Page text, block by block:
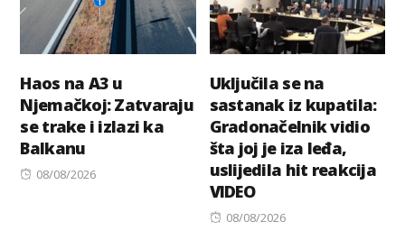
Haos na A3 u
Njemačkoj: Zatvaraju
se trake i izlazi ka
Balkanu
Posted
08/08/2026
Uključila se na
sastanak iz kupatila:
Gradonačelnik vidio
šta joj je iza leđa,
uslijedila hit reakcija
VIDEO
Posted
08/08/2026